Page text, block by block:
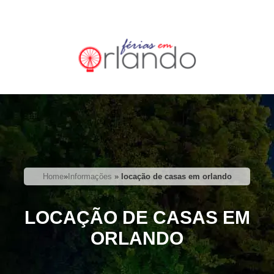
Home»Informações » locação de casas em orlando
LOCAÇÃO DE CASAS EM
ORLANDO